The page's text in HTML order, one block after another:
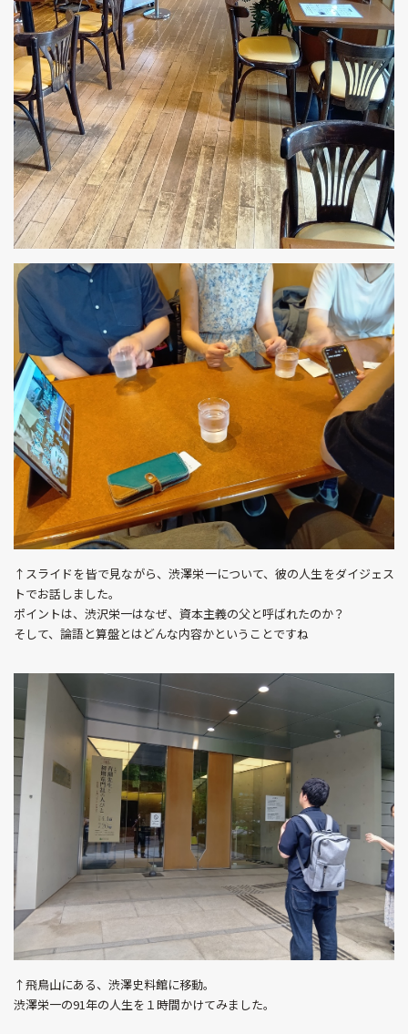
↑スライドを皆で見ながら、渋澤栄一について、彼の人生をダイジェス
トでお話しました。
ポイントは、渋沢栄一はなぜ、資本主義の父と呼ばれたのか？
そして、論語と算盤とはどんな内容かということですね
↑飛鳥山にある、渋澤史料館に移動。
渋澤栄一の91年の人生を１時間かけてみました。